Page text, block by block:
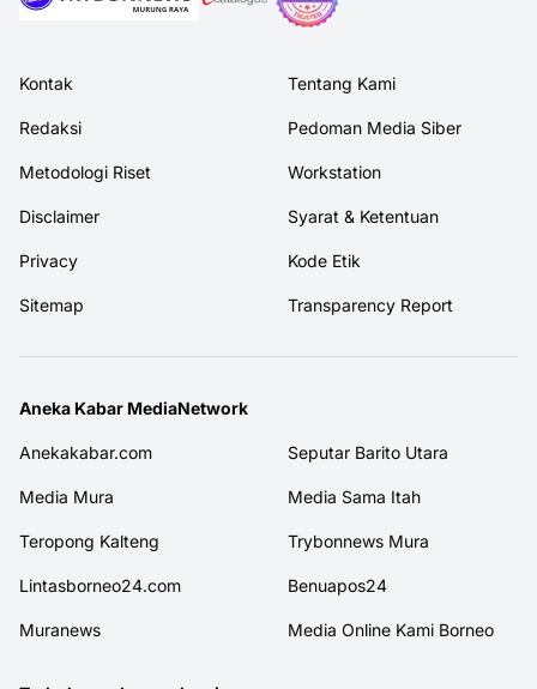
Kontak Tentang Kami
Redaksi Pedoman Media Siber
Metodologi Riset Workstation
Disclaimer Syarat & Ketentuan
Privacy Kode Etik
Sitemap Transparency Report
Aneka Kabar MediaNetwork
Anekakabar.com Seputar Barito Utara
Media Mura Media Sama Itah
Teropong Kalteng Trybonnews Mura
Lintasborneo24.com Benuapos24
Muranews Media Online Kami Borneo